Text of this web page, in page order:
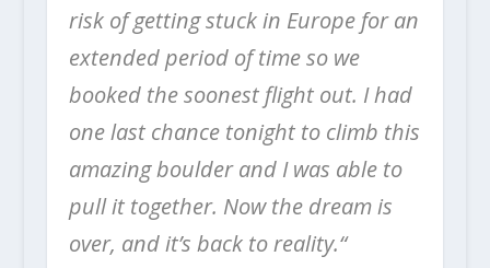
risk of getting stuck in Europe for an
extended period of time so we
booked the soonest flight out. I had
one last chance tonight to climb this
amazing boulder and I was able to
pull it together. Now the dream is
over, and it’s back to reality.“